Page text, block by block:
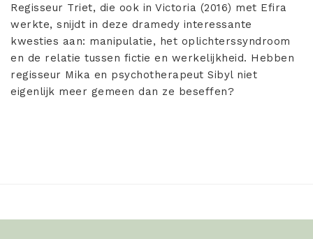
Regisseur Triet, die ook in Victoria (2016) met Efira
werkte, snijdt in deze dramedy interessante
kwesties aan: manipulatie, het oplichterssyndroom
en de relatie tussen fictie en werkelijkheid. Hebben
regisseur Mika en psychotherapeut Sibyl niet
eigenlijk meer gemeen dan ze beseffen?